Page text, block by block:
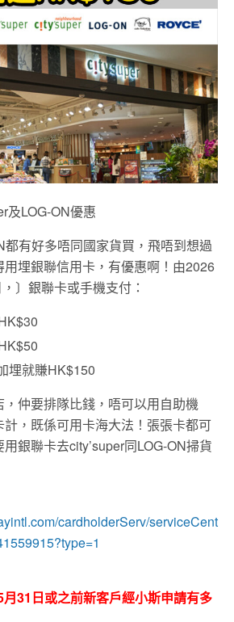
及LOG-ON優惠
都有好多唔同國家貨買，飛唔到想過
埋銀聯信用卡，有優惠啊！由2026
〕銀聯卡或手機支付：
埋就賺HK$150
仲要排隊比錢，唔可以用自助機
，既係可用卡海大法！張張卡都可
銀聯卡去city’super同LOG-ON掃貨
cardholderServ/serviceCent
月31日或之前新客戶經小斯申請有多